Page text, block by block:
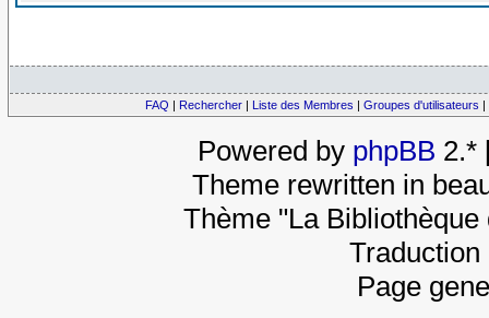
FAQ | Rechercher | Liste des Membres | Groupes d'utilisateurs |
Powered by phpBB 2.*
Theme rewritten in
Thème "La
Page